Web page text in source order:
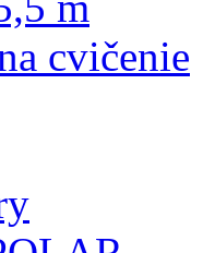
cvičenie